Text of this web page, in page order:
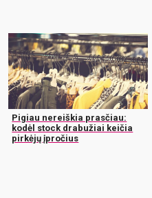
Pigiau nereiškia prasčiau:
kodėl stock drabužiai keičia
pirkėjų įpročius